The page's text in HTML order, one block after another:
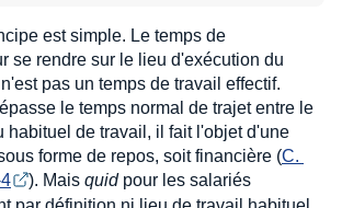
est simple. Le temps de
se rendre sur le lieu d'exécution du
pas un temps de travail effectif.
le temps normal de trajet entre le
habituel de travail, il fait l'objet d'une
forme de repos, soit financière (C.
). Mais quidpour les salariés